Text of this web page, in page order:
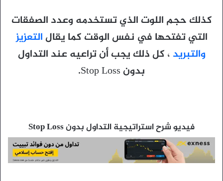
كذلك حجم اللوت الذي تستخدمه وعدد الصفقات
التي تفتحها في نفس الوقت كما يقال التعزيز
والتبريد ، كل ذلك يجب أن تراعيه عند التداول
بدون Stop Loss.
فيديو شرح استراتيجية التداول بدون Stop Loss